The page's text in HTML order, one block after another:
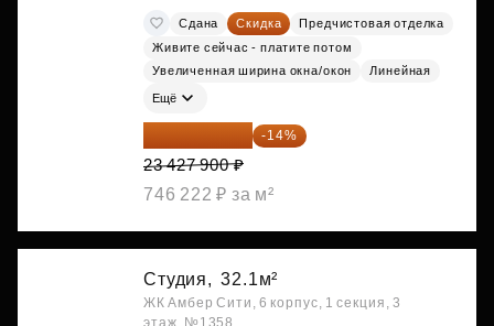
Сдана Скидка
Предчистовая отделка
Живите сейчас - платите потом
Увеличенная ширина окна/окон
Линейная
Ещё
20 147 994 ₽ -14%
23 427 900 ₽
746 222 ₽ за м²
Студия, 32.1м²
ЖК Амбер Сити, 6 корпус, 1 секция, 3
этаж, №1358